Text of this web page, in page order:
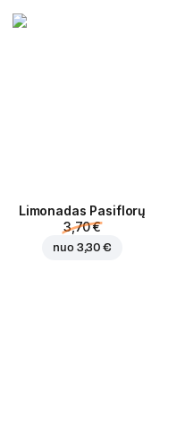
Limonadas Pasiflorų
3,70 €
nuo 3,30 €